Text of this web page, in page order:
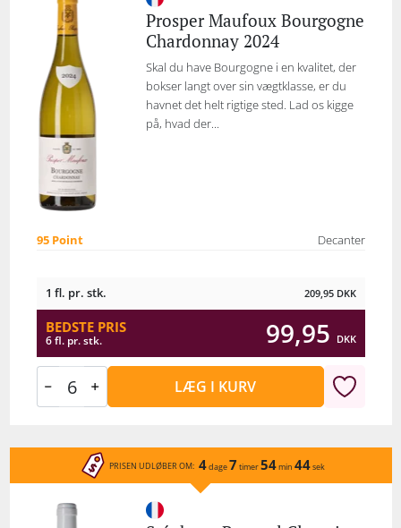
Prosper Maufoux Bourgogne
Chardonnay 2024
Skal du have Bourgogne i en kvalitet, der
bokser langt over sin vægtklasse, er du
havnet det helt rigtige sted. Lad os kigge
på, hvad der...
95 Point Decanter
1 fl. pr. stk. 209,95 DKK
BEDSTE PRIS
6 fl. pr. stk. 99,95 DKK
LÆG I KURV
PRISEN UDLØBER OM: 4dage7 timer54min 44sek